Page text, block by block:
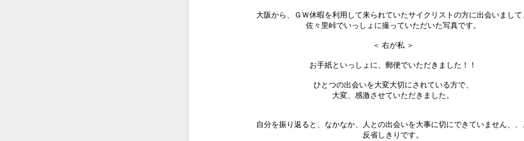
大阪から、ＧＷ休暇を利用して来られていたサイクリストの方に出会いまして
佐々里峠でいっしょに撮っていただいた写真です。
＜ 右が私 ＞
お手紙といっしょに、郵便でいただきました！！
ひとつの出会いを大変大切にされている方で、
大変、感激させていただきました。
自分を振り返ると、なかなか、人との出会いを大事に切にできていません、、
反省しきりです。